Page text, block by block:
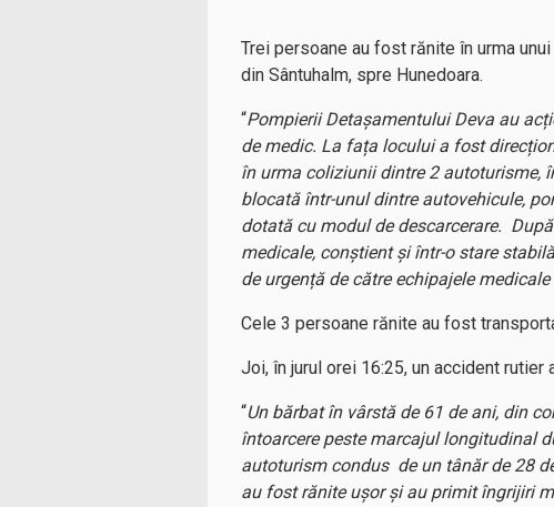
Trei persoane au fost rănite în urma
din Sântuhalm, spre Hunedoara.
“Pompierii Detașamentului Deva au
de medic. La fața locului a fost
în urma coliziunii dintre 2 autoturisme,
blocată într-unul dintre autovehicule,
dotată cu modul de descarcerare.
medicale, conștient și într-o stare
de urgență de către echipajele
Cele 3 persoane rănite au fost
Joi, în jurul orei 16:25, un accident rutier
“Un bărbat în vârstă de 61 de ani, din
întoarcere peste marcajul longitudinal
autoturism condus de un tânăr de 28
au fost rănite ușor și au primit îngrijiri